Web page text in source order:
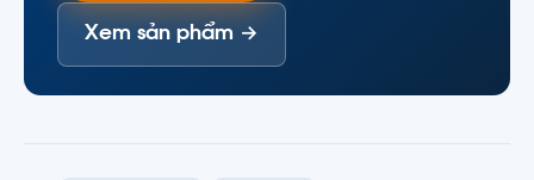
Xem sản phẩm →